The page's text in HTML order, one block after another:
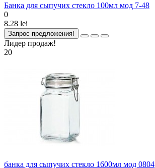
Банка для сыпучих стекло 100мл мод 7-48
0
8.28 lei
Запрос предложения!
Лидер продаж!
20
банка для сыпучих стекло 1600мл мод 0804